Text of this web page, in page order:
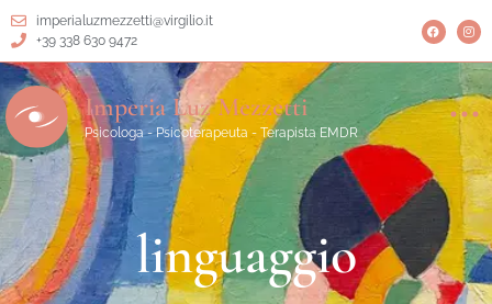
imperialuzmezzetti@virgilio.it
+39 338 630 9472
Imperia Luz Mezzetti
Psicologa - Psicoterapeuta - Terapista EMDR
linguaggio